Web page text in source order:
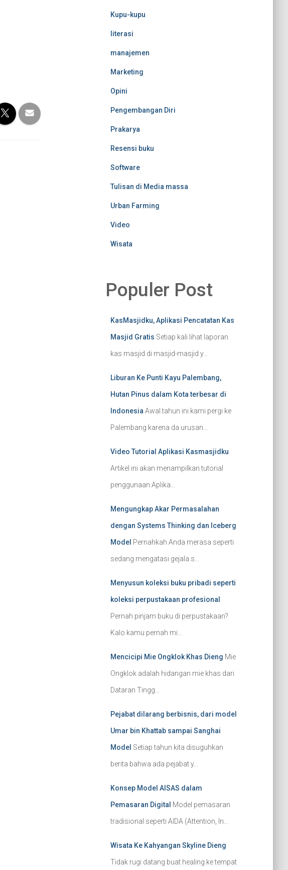
Kupu-kupu
literasi
manajemen
Marketing
Opini
Pengembangan Diri
Prakarya
Resensi buku
Software
Tulisan di Media massa
Urban Farming
Video
Wisata
Populer Post
KasMasjidku, Aplikasi Pencatatan Kas
Masjid Gratis Setiap kali lihat laporan
kas masjid di masjid-masjid y...
Liburan Ke Punti Kayu Palembang,
Hutan Pinus dalam Kota terbesar di
Indonesia Awal tahun ini kami pergi ke
Palembang karena da urusan...
Video Tutorial Aplikasi Kasmasjidku
Artikel ini akan menampilkan tutorial
penggunaan Aplika...
Mengungkap Akar Permasalahan
dengan Systems Thinking dan Iceberg
Model Pernahkah Anda merasa seperti
sedang mengatasi gejala s...
Menyusun koleksi buku pribadi seperti
koleksi perpustakaan profesional
Pernah pinjam buku di perpustakaan?
Kalo kamu pernah mi...
Mencicipi Mie Ongklok Khas Dieng Mie
Ongklok adalah hidangan mie khas dari
Dataran Tingg...
Pejabat dilarang berbisnis, dari model
Umar bin Khattab sampai Sanghai
Model Setiap tahun kita disuguhkan
berita bahwa ada pejabat y...
Konsep Model AISAS dalam
Pemasaran Digital Model pemasaran
tradisional seperti AIDA (Attention, In...
Wisata Ke Kahyangan Skyline Dieng
Tidak rugi datang buat healing ke tempat